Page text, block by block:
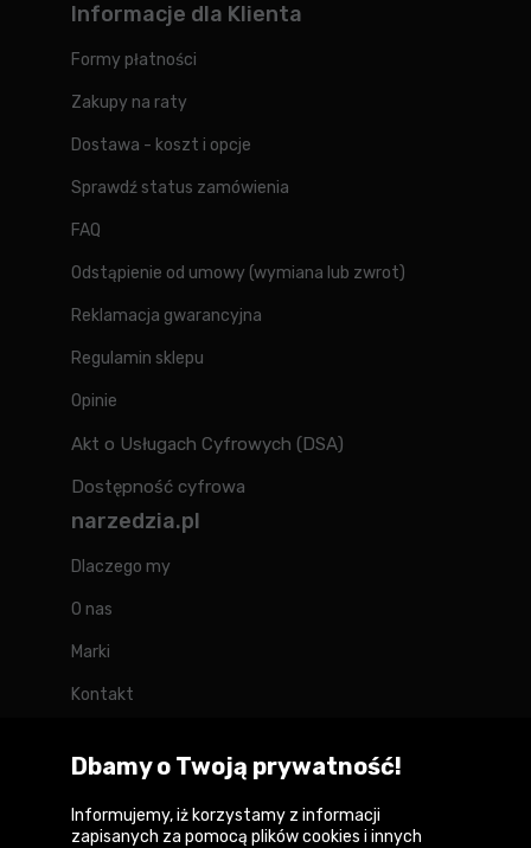
Informacje dla Klienta
Formy płatności
Zakupy na raty
Dostawa - koszt i opcje
Sprawdź status zamówienia
FAQ
Odstąpienie od umowy (wymiana lub zwrot)
Reklamacja gwarancyjna
Regulamin sklepu
Opinie
Akt o Usługach Cyfrowych (DSA)
Dostępność cyfrowa
narzedzia.pl
Dlaczego my
O nas
Marki
Kontakt
Forum
Dbamy o Twoją prywatność!
Informujemy, iż korzystamy z informacji
zapisanych za pomocą plików cookies i innych